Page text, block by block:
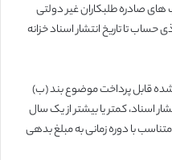
صادره طلبکاران غیر دولتی
تا تاریخ انتشار اسناد خزانه
شده قابل پرداخت موضوع بند (ب)
انتشار اسناد، کمتر یا بیشتر از یک سال
با دوره زمانی به مبلغ بدهی